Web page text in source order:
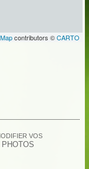
contributors ©CARTO
VOS